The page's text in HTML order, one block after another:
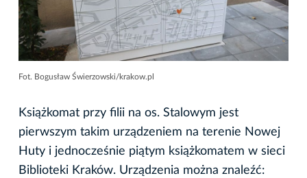
Fot. Bogusław Świerzowski/krakow.pl
Książkomat przy filii na os. Stalowym jest
pierwszym takim urządzeniem na terenie Nowej
Huty i jednocześnie piątym książkomatem w sieci
Biblioteki Kraków. Urządzenia można znaleźć: